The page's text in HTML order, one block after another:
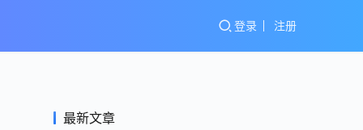
登录 注册
最新文章